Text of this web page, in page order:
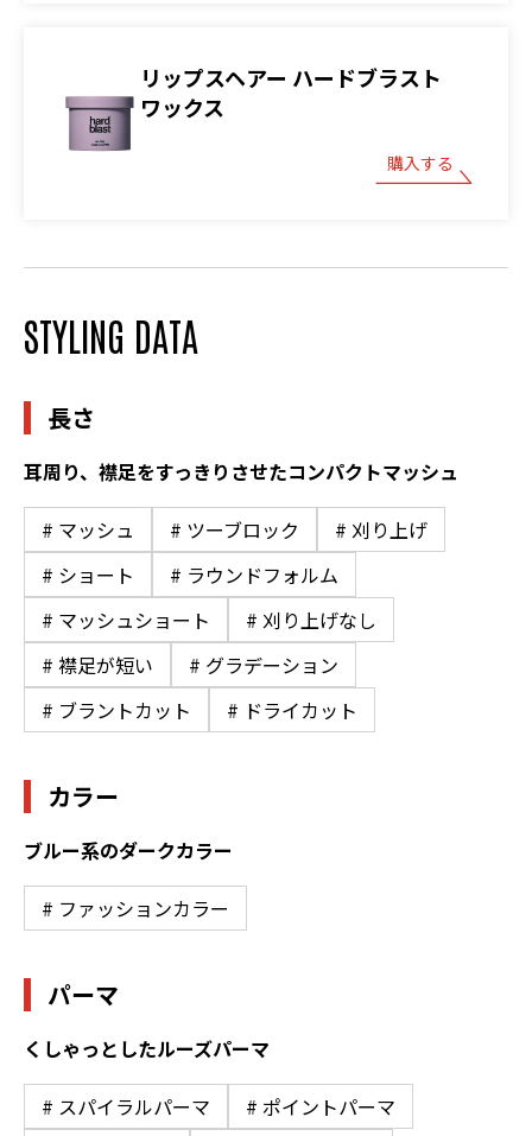
リップスヘアー ハードブラスト
ワックス
購入する
STYLING DATA
長さ
耳周り、襟足をすっきりさせたコンパクトマッシュ
# マッシュ # ツーブロック
# 刈り上げ
# ショート
# ラウンドフォルム
# マッシュショート
# 刈り上げなし
# 襟足が短い
# グラデーション
# ブラントカット
# ドライカット
カラー
ブルー系のダークカラー
# ファッションカラー
パーマ
くしゃっとしたルーズパーマ
# スパイラルパーマ
# ポイントパーマ